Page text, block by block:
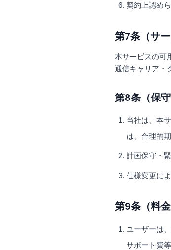
契約上認め
第7条（サー
本サービスの可
通信キャリア・
第8条（保守
当社は、本
は、合理的
計画保守・
仕様変更に
第9条（料金
ユーザーは
サポート費